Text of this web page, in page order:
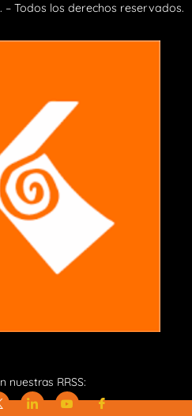
. – Todos los derechos reservados.
nuestras RRSS: